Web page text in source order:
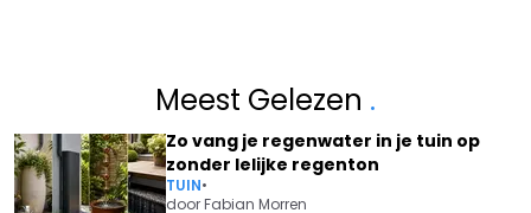
Meest Gelezen .
Zo vang je regenwater in je tuin op
zonder lelijke regenton
TUIN•
doorFabian Morren